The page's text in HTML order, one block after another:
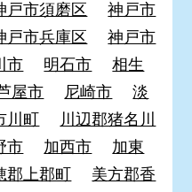
戸市須磨区
神戸市
戸市兵庫区
神戸市
市 明石市
相生
屋市 尼崎市
淡
町
川辺郡猪名川
市 加西市
加東
郡上郡町
美方郡香